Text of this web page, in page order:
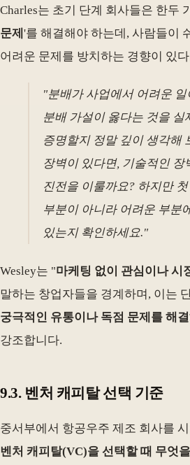
Charles는 초기 단계 회사들은 한두
문제 '를 해결해야 하는데, 사람들이
어려운 문제를 방치하는 경향이 있
"분배가 사업에서 어려운
분배 가설이 옳다는 것을 실
증명할지 정말 깊이 생각해
장벽이 있다면, 기술적인 장
진전을 이룰까요? 하지만
부분이 아니라 어려운 부분
있는지 확인하세요."
Wesley는 "마케팅 없이 관심이나 시
말하는 창업자들을 경계하며, 이는
궁극적인 유통이나 독점 문제를 해
강조합니다.
9.3. 벤처 캐피탈 선택 기준
중서부에서 항공우주 제조 회사를
벤처 캐피탈(VC)을 선택할 때 무엇